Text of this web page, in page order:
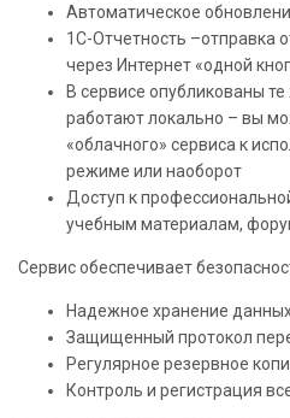
Автоматическое
1С-Отчетность –отправка
через Интернет «одной
В сервисе опубликованы
работают локально – вы
«облачного» сервиса к
режиме или наоборот
Доступ к
учебным материалам,
Сервис обеспечивает
Надежное хранение
Защищенный протокол
Регулярное резервное
Контроль и регистрация